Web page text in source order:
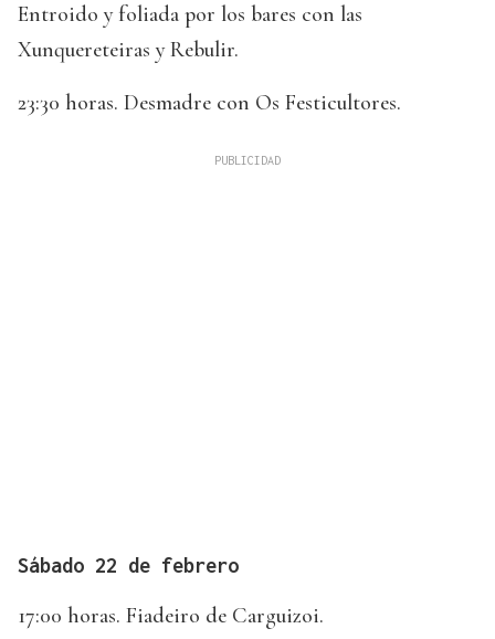
Entroido y foliada por los bares con las
Xunquereteiras y Rebulir.
23:30 horas. Desmadre con Os Festicultores.
Sábado 22 de febrero
17:00 horas. Fiadeiro de Carguizoi.